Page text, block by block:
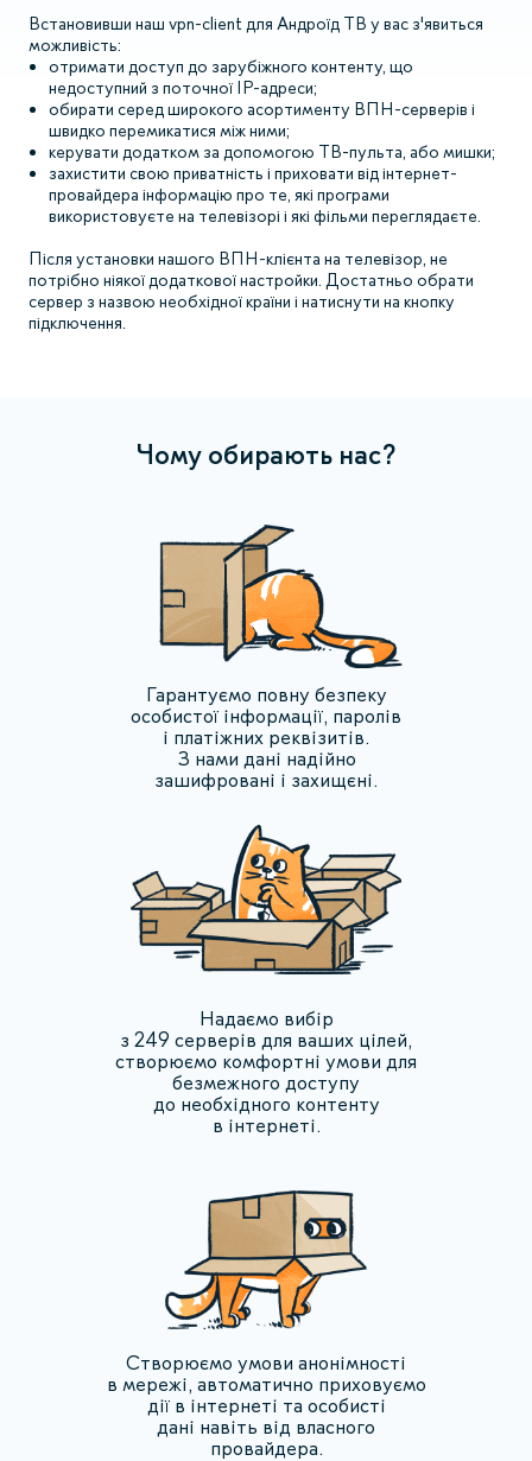
Встановивши наш vpn-client для Андроїд ТВ у вас з'явиться
можливість:
отримати доступ до зарубіжного контенту, що
недоступний з поточної IP-адреси;
обирати серед широкого асортименту ВПН-серверів і
швидко перемикатися між ними;
керувати додатком за допомогою ТВ-пульта, або мишки;
захистити свою приватність і приховати від інтернет-
провайдера інформацію про те, які програми
використовуєте на телевізорі і які фільми переглядаєте.
Після установки нашого ВПН-клієнта на телевізор, не
потрібно ніякої додаткової настройки. Достатньо обрати
сервер з назвою необхідної країни і натиснути на кнопку
підключення.
Чому обирають нас?
Гарантуємо повну безпеку
особистої інформації, паролів
і платіжних реквізитів.
З нами дані надійно
зашифровані і захищєні.
Надаємо вибір
з 249 серверів для ваших цілей,
створюємо комфортні умови для
безмежного доступу
до необхідного контенту
в інтернеті.
Створюємо умови анонімності
в мережі, автоматично приховуємо
дії в інтернеті та особисті
дані навіть від власного
провайдера.